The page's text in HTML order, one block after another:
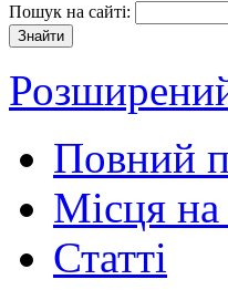
Пошук на сайті:
Повний
Місця на
Статті